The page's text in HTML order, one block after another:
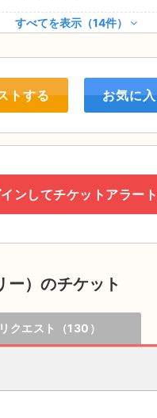
すべてを表示（14件）
トする お気に
ンしてチケットアラー
ー）のチケット
リクエスト（130）